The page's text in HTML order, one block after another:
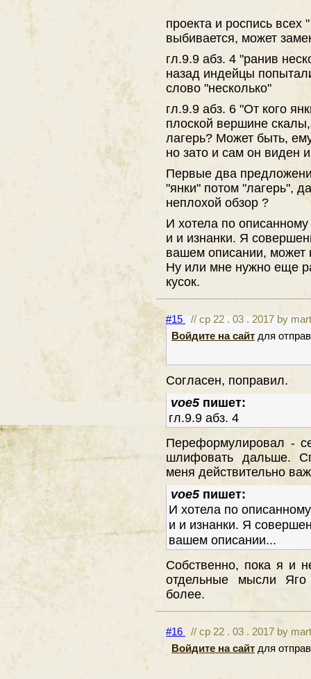
проекта и роспись всех
выбивается, может
гл.9.9 абз. 4 "ранив
назад индейцы
слово "несколько"
гл.9.9 абз. 6 "От кого
плоской вершине
лагерь? Может быть,
но зато и сам он виден
Первые два
"янки" потом "лагерь",
неплохой обзор ?
И хотела по
и и изнанки. Я
вашем описании, может
Ну или мне нужно еще
кусок.
#15
// ср 22 . 03 . 2017 by
Войдите на сайт для
Согласен, поправил.
voe5пишет:
гл.9.9 абз. 4
Переформулировал -
шлифовать дальше.
меня действительно
voe5пишет:
И хотела по
и и изнанки. Я
вашем описании...
Собственно, пока я и
отдельные мысли
более.
#16
// ср 22 . 03 . 2017 by
Войдите на сайт для